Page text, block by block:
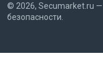
© 2026, Secumarket.ru
безопасности.